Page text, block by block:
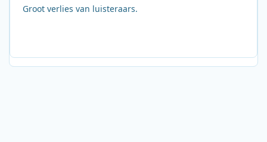
Groot verlies van luisteraars.